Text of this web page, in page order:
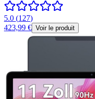
5.0 (127)
423,99 € Voir le produit